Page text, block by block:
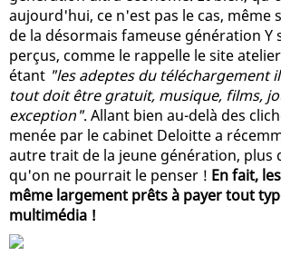
aujourd'hui, ce n'est pas le cas, même
de la désormais fameuse génération Y
perçus, comme le rappelle le site
étant "les adeptes du téléchargement
tout doit être gratuit, musique, films,
exception". Allant bien au-delà des
menée par le cabinet Deloitte a
autre trait de la jeune génération, plus
qu'on ne pourrait le penser ! En fait,
même largement prêts à payer tout
multimédia !